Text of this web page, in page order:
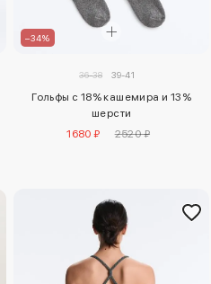
–34%
36-38 39-41
Гольфы с 18% кашемира и 13%
шерсти
1680 ₽
2520 ₽